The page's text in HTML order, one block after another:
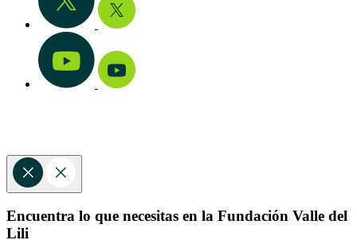
Encuentra lo que necesitas en la Fundación Valle del
Lili